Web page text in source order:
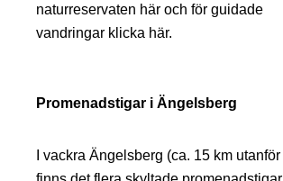
naturreservaten här och för guidade
vandringar klicka här.
Promenadstigar i Ängelsberg
I vackra Ängelsberg (ca. 15 km